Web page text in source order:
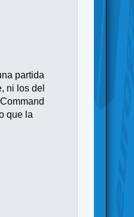
partida
ni los del
que la